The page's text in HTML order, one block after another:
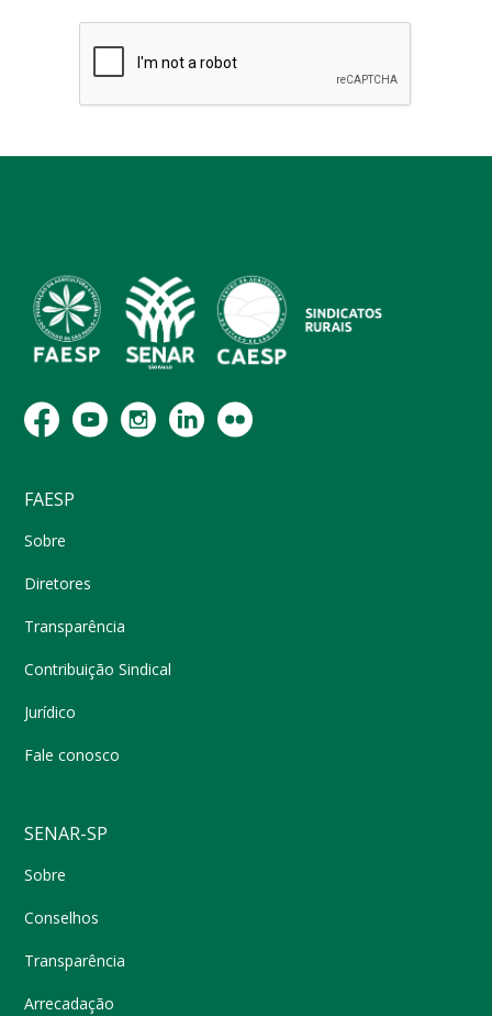
FAESP
Sobre
Diretores
Transparência
Contribuição Sindical
Jurídico
Fale conosco
SENAR-SP
Sobre
Conselhos
Transparência
Arrecadação